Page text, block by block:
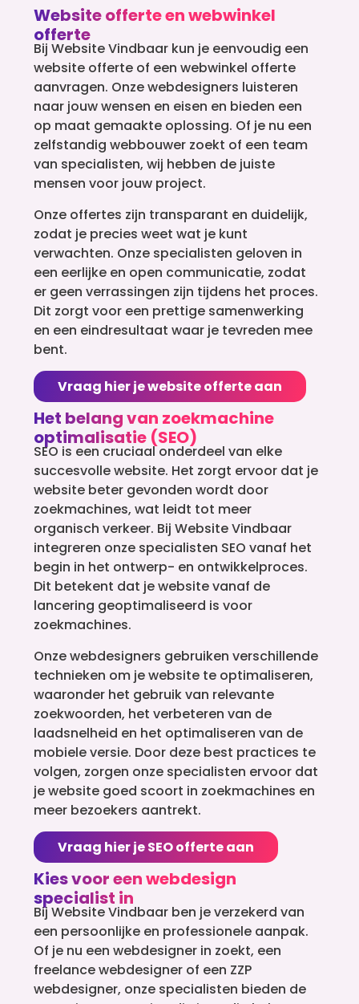
Website offerte en webwinkel
offerte
Bij Website Vindbaar kun je eenvoudig een
website offerte of een webwinkel offerte
aanvragen. Onze webdesigners luisteren
naar jouw wensen en eisen en bieden een
op maat gemaakte oplossing. Of je nu een
zelfstandig webbouwer zoekt of een team
van specialisten, wij hebben de juiste
mensen voor jouw project.
Onze offertes zijn transparant en duidelijk,
zodat je precies weet wat je kunt
verwachten. Onze specialisten geloven in
een eerlijke en open communicatie, zodat
er geen verrassingen zijn tijdens het proces.
Dit zorgt voor een prettige samenwerking
en een eindresultaat waar je tevreden mee
bent.
Vraag hier je website offerte aan
Het belang van zoekmachine
optimalisatie (SEO)
SEO is een cruciaal onderdeel van elke
succesvolle website. Het zorgt ervoor dat je
website beter gevonden wordt door
zoekmachines, wat leidt tot meer
organisch verkeer. Bij Website Vindbaar
integreren onze specialisten SEO vanaf het
begin in het ontwerp- en ontwikkelproces.
Dit betekent dat je website vanaf de
lancering geoptimaliseerd is voor
zoekmachines.
Onze webdesigners gebruiken verschillende
technieken om je website te optimaliseren,
waaronder het gebruik van relevante
zoekwoorden, het verbeteren van de
laadsnelheid en het optimaliseren van de
mobiele versie. Door deze best practices te
volgen, zorgen onze specialisten ervoor dat
je website goed scoort in zoekmachines en
meer bezoekers aantrekt.
Vraag hier je SEO offerte aan
Kies voor een webdesign
specialist in
Bij Website Vindbaar ben je verzekerd van
een persoonlijke en professionele aanpak.
Of je nu een webdesigner in zoekt, een
freelance webdesigner of een ZZP
webdesigner, onze specialisten bieden de